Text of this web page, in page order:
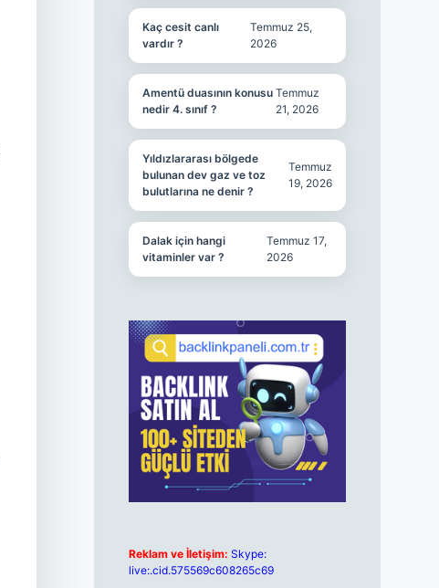
Kaç cesit canlı
vardır ?
Temmuz 25,
2026
Amentü duasının konusu
nedir 4. sınıf ?
Temmuz
21, 2026
Yıldızlararası bölgede
bulunan dev gaz ve toz
bulutlarına ne denir ?
Temmuz
19, 2026
Dalak için hangi
vitaminler var ?
Temmuz 17,
2026
Reklam ve İletişim: Skype:
live:.cid.575569c608265c69